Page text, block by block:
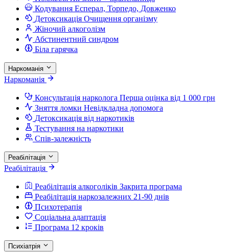
Кодування Есперал, Торпедо, Довженко
Детоксикація Очищення організму
Жіночий алкоголізм
Абстинентний синдром
Біла гарячка
Наркоманія
Наркоманія
Консультація нарколога Перша оцінка від 1 000 грн
Зняття ломки Невідкладна допомога
Детоксикація від наркотиків
Тестування на наркотики
Спів-залежність
Реабілітація
Реабілітація
Реабілітація алкоголіків Закрита програма
Реабілітація наркозалежних 21-90 днів
Психотерапія
Соціальна адаптація
Програма 12 кроків
Психіатрія